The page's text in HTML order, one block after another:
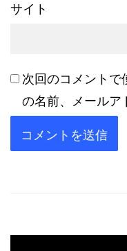
サイト
次回のコメントで
の名前、メールア